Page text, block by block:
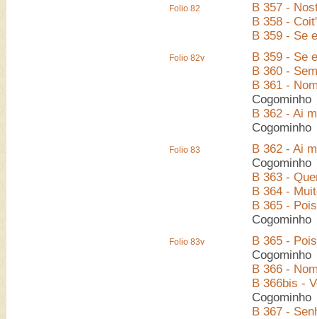
Folio 82
B 357 -
B 358 -
B 359 - Se
Folio 82v
B 359 - Se
B 360 -
B 361 -
Cogominho
B 362 - Ai
Cogominho
Folio 83
B 362 - Ai
Cogominho
B 363 -
B 364 -
B 365 -
Cogominho
Folio 83v
B 365 -
Cogominho
B 366 -
B 366bis -
Cogominho
B 367 -